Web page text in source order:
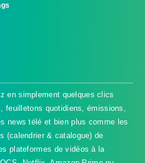
en simplement quelques clics
feuilletons quotidiens, émissions,
news télé et bien plus comme les
(calendrier & catalogue) de
plateformes de vidéos à la